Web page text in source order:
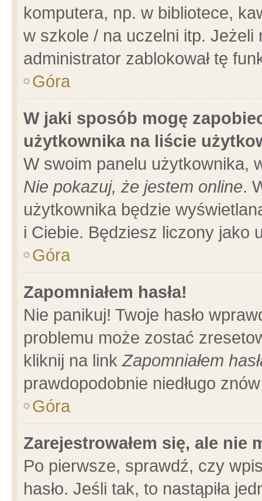
komputera, np. w bibliotece,
w szkole / na uczelni itp.
administrator zablokował tę
Góra
W jaki sposób mogę
użytkownika na liście
W swoim panelu użytkownika,
Nie pokazuj, że jestem online.
użytkownika będzie
i Ciebie. Będziesz liczony jako
Góra
Zapomniałem hasła!
Nie panikuj! Twoje hasło
problemu może zostać
kliknij na linkZapomniałem
prawdopodobnie niedługo
Góra
Zarejestrowałem się, ale nie
Po pierwsze, sprawdź, czy
hasło. Jeśli tak, to nastąpiła